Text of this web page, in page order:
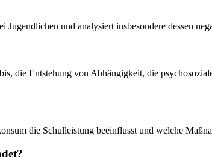
Jugendlichen und analysiert insbesondere dessen
die Entstehung von Abhängigkeit, die
die Schulleistung beeinflusst und welche